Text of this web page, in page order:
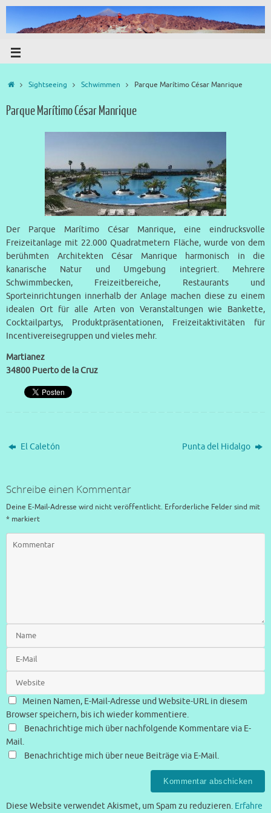
Sightseeing Schwimmen Parque Marítimo César Manrique
Parque Marítimo César Manrique
Der Parque Marítimo César Manrique, eine eindrucksvolle
Freizeitanlage mit 22.000 Quadratmetern Fläche, wurde von dem
berühmten Architekten César Manrique harmonisch in die
kanarische Natur und Umgebung integriert. Mehrere
Schwimmbecken, Freizeitbereiche, Restaurants und
Sporteinrichtungen innerhalb der Anlage machen diese zu einem
idealen Ort für alle Arten von Veranstaltungen wie Bankette,
Cocktailpartys, Produktpräsentationen, Freizeitaktivitäten für
Incentivereisegruppen und vieles mehr.
Martianez
34800 Puerto de la Cruz
El Caletón Punta del Hidalgo
Schreibe einen Kommentar
Deine E-Mail-Adresse wird nicht veröffentlicht. Erforderliche Felder sind mit
* markiert
Meinen Namen, E-Mail-Adresse und Website-URL in diesem
Browser speichern, bis ich wieder kommentiere.
Benachrichtige mich über nachfolgende Kommentare via E-
Mail.
Benachrichtige mich über neue Beiträge via E-Mail.
Diese Website verwendet Akismet, um Spam zu reduzieren. Erfahre